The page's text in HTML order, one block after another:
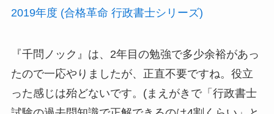
2019年度 (合格革命 行政書士シリーズ)
『千問ノック』は、2年目の勉強で多少余裕があっ
たので一応やりましたが、正直不要ですね。役立
った感じは殆どないです。(まえがきで「行政書士